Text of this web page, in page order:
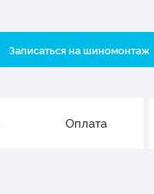
Записаться на шиномонтаж
Оплата